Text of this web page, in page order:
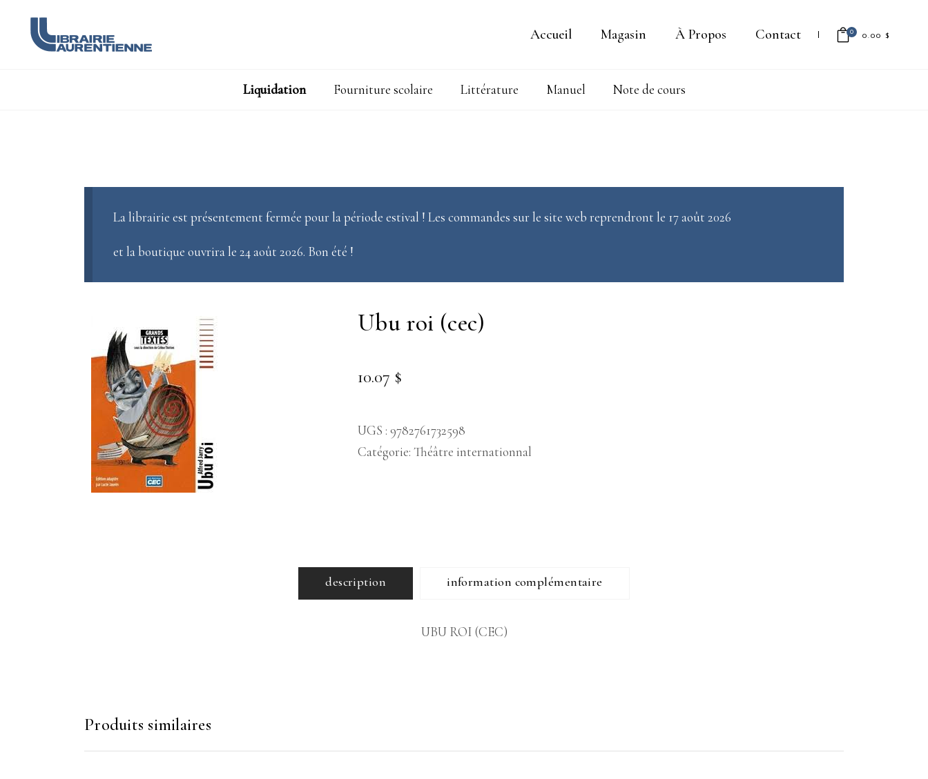
Accueil Magasin À Propos Contact 0 0.00 $
Liquidation Fourniture scolaire Littérature Manuel Note de cours
La librairie est présentement fermée pour la période estival ! Les commandes sur le site web reprendront le 17 août 2026
et la boutique ouvrira le 24 août 2026. Bon été !
ubu roi (cec)
10.07 $
UGS : 9782761732598
Catégorie: Théâtre internationnal
description information complémentaire
UBU ROI (CEC)
Produits similaires